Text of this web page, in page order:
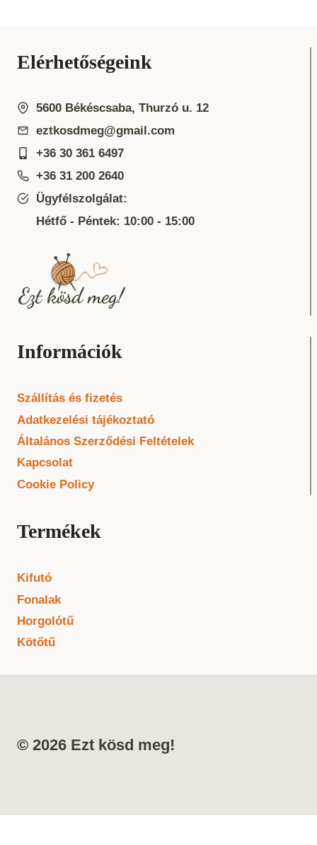
Elérhetőségeink
5600 Békéscsaba, Thurzó u. 12
eztkosdmeg@gmail.com
+36 30 361 6497
+36 31 200 2640
Ügyfélszolgálat:
Hétfő - Péntek: 10:00 - 15:00
Információk
Szállítás és fizetés
Adatkezelési tájékoztató
Általános Szerződési Feltételek
Kapcsolat
Cookie Policy
Termékek
Kifutó
Fonalak
Horgolótű
Kötőtű
© 2026 Ezt kösd meg!